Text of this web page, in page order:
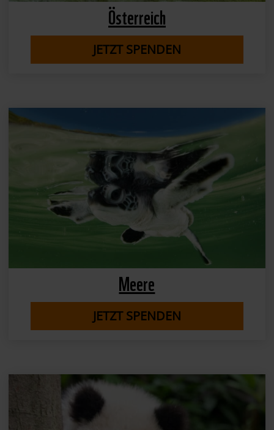
Österreich
JETZT SPENDEN
Meere
JETZT SPENDEN